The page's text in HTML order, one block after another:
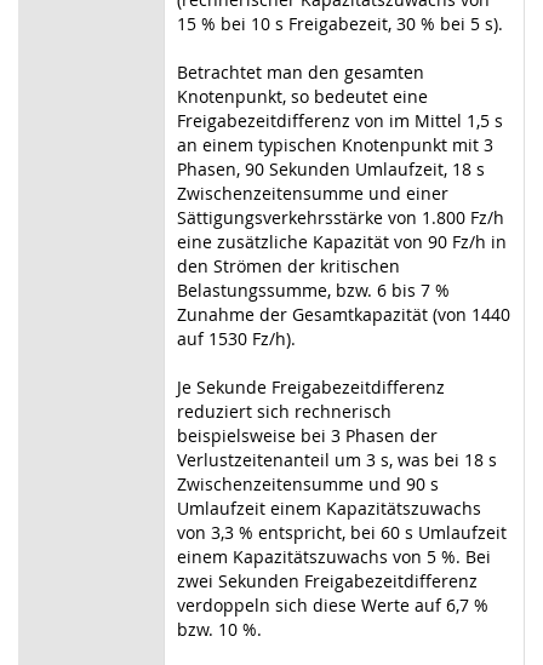
15 % bei 10 s Freigabezeit, 30 % bei 5 s).
Betrachtet man den gesamten
Knotenpunkt, so bedeutet eine
Freigabezeitdifferenz von im Mittel 1,5 s
an einem typischen Knotenpunkt mit 3
Phasen, 90 Sekunden Umlaufzeit, 18 s
Zwischenzeitensumme und einer
Sättigungsverkehrsstärke von 1.800 Fz/h
eine zusätzliche Kapazität von 90 Fz/h in
den Strömen der kritischen
Belastungssumme, bzw. 6 bis 7 %
Zunahme der Gesamtkapazität (von 1440
auf 1530 Fz/h).
Je Sekunde Freigabezeitdifferenz
reduziert sich rechnerisch
beispielsweise bei 3 Phasen der
Verlustzeitenanteil um 3 s, was bei 18 s
Zwischenzeitensumme und 90 s
Umlaufzeit einem Kapazitätszuwachs
von 3,3 % entspricht, bei 60 s Umlaufzeit
einem Kapazitätszuwachs von 5 %. Bei
zwei Sekunden Freigabezeitdifferenz
verdoppeln sich diese Werte auf 6,7 %
bzw. 10 %.